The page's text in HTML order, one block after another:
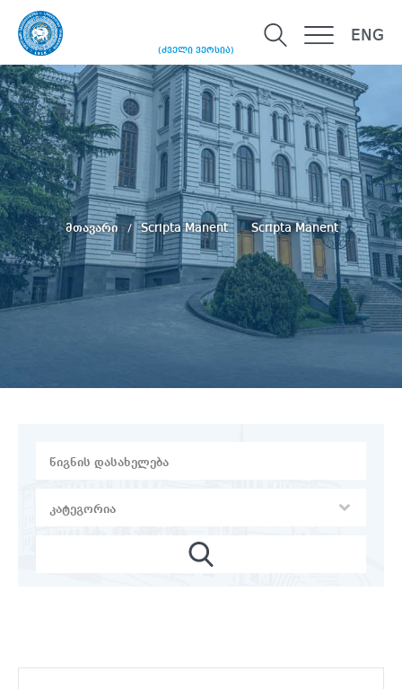
(ძველი ვერსია)
ENG
მთავარი Scripta Manent Scripta Manent